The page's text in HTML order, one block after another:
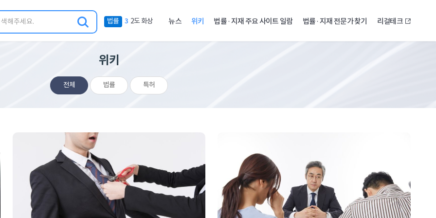
네
게
메
뉴
뉴스 위키 법률 · 지재 주요 사이트 일람 법률 · 지재 전문가 찾기 리걸테크
검
색
금
주
인
기
키
워
드
법률 3 2도 화상
법률 4 송전
위키
전체 법률 특허